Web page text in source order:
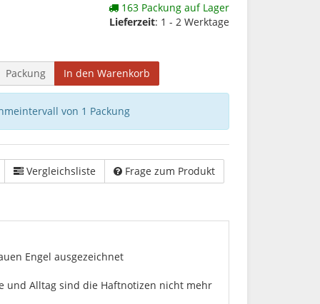
163 Packung auf Lager
Lieferzeit: 1 - 2 Werktage
Packung In den Warenkorb
von 1 Packung
Vergleichsliste Frage zum Produkt
Engel ausgezeichnet
und Alltag sind die Haftnotizen nicht mehr